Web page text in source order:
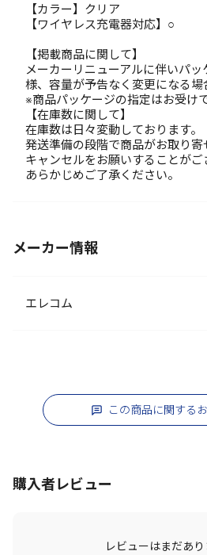
【カラー】クリア
【ワイヤレス充電器対応】○
【掲載商品に関して】
メーカーリニューアルに伴いパ
様、容量が予告なく変更になる場
※商品パッケージの指定はお受け
【在庫数に関して】
在庫数は日々変動しております。
発送準備の段階で商品がお取り
キャンセルをお願いすることがご
あらかじめご了承ください。
メーカー情報
エレコム
この商品に関する
購入者レビュー
レビューはまだあり